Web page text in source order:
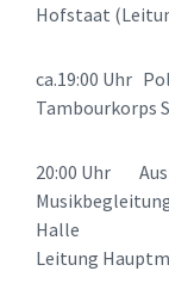
Hofstaat
ca.19:00 Uhr
Tambourkorps
20:00 Uhr
Halle
Leitung